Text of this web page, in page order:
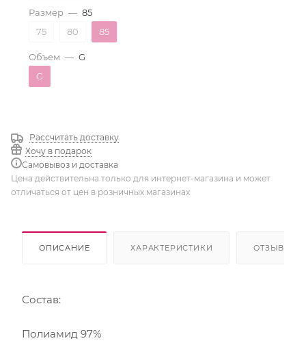
Размер — 85
75
80 85
Объем — G
G
Рассчитать доставку
Хочу в подарок
Самовывоз и доставка
Цена действительна только для интернет-магазина и может
отличаться от цен в розничных магазинах
ОПИСАНИЕ ХАРАКТЕРИСТИКИ ОТЗЫВЫ
Состав:
Полиамид 97%